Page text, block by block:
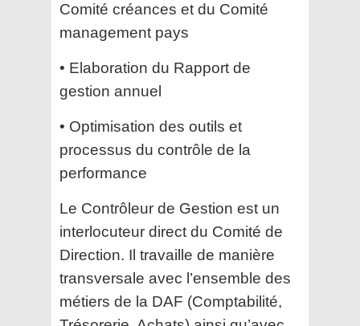
Comité créances et du Comité
management pays
• Elaboration du Rapport de
gestion annuel
• Optimisation des outils et
processus du contrôle de la
performance
Le Contrôleur de Gestion est un
interlocuteur direct du Comité de
Direction. Il travaille de manière
transversale avec l’ensemble des
métiers de la DAF (Comptabilité,